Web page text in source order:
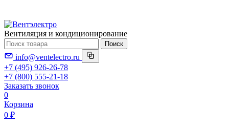
Вентиляция и кондиционирование
Поиск
info@ventelectro.ru
+7 (495) 926-26-78
+7 (800) 555-21-18
Заказать звонок
0
Корзина
0 ₽